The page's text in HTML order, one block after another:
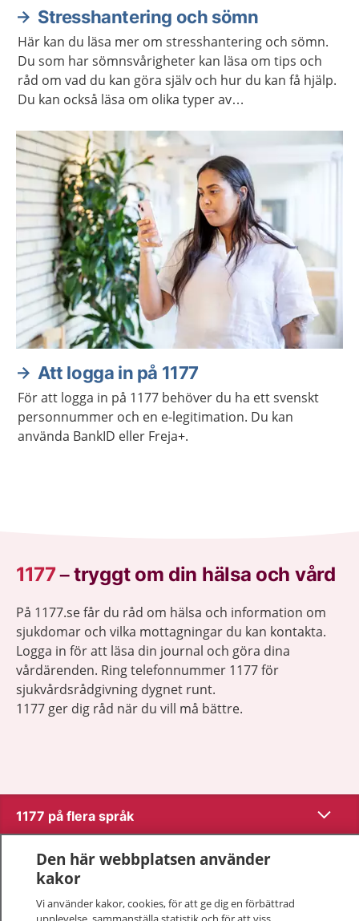
Stresshantering och sömn
Här kan du läsa mer om stresshantering och sömn.
Du som har sömnsvårigheter kan läsa om tips och
råd om vad du kan göra själv och hur du kan få hjälp.
Du kan också läsa om olika typer av
avslappningsövningar.
Att logga in på 1177
För att logga in på 1177 behöver du ha ett svenskt
personnummer och en e-legitimation. Du kan
använda BankID eller Freja+.
1177–tryggt om din hälsa och vård
På 1177.se får du råd om hälsa och information om
sjukdomar och vilka mottagningar du kan kontakta.
Logga in för att läsa din journal och göra dina
vårdärenden. Ring telefonnummer 1177 för
sjukvårdsrådgivning dygnet runt.
1177 ger dig råd när du vill må bättre.
1177 på flera språk Visa
Om 1177
Kontakt
Den här webbplatsen använder
kakor
Vi använder kakor, cookies, för att ge dig en förbättrad